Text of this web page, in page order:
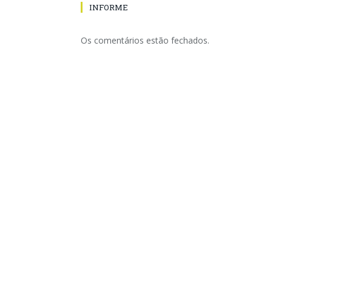
INFORME
Os comentários estão fechados.